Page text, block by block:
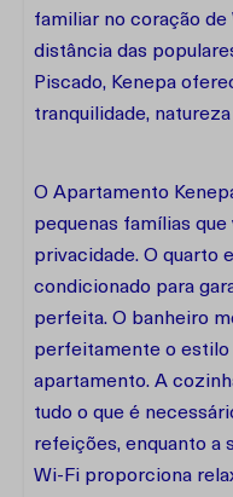
familiar no coração
distância das
Piscado, Kenepa
tranquilidade,
O Apartamento
pequenas famílias
privacidade. O quarto
condicionado para
perfeita. O banheiro
perfeitamente o
apartamento. A
tudo o que é
refeições, enquanto a
Wi-Fi proporciona